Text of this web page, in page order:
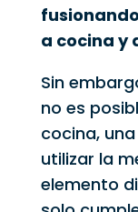
a cocina y
Sin
no es
cocina,
utilizar la
elemento